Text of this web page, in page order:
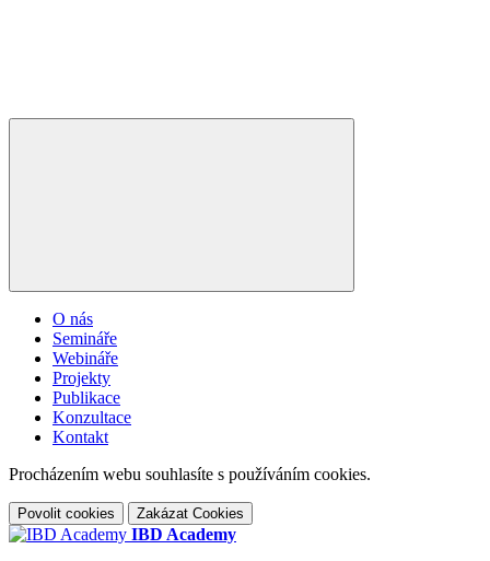
O nás
Semináře
Webináře
Projekty
Publikace
Konzultace
Kontakt
Procházením webu souhlasíte s používáním cookies.
Povolit cookies Zakázat Cookies
IBD Academy